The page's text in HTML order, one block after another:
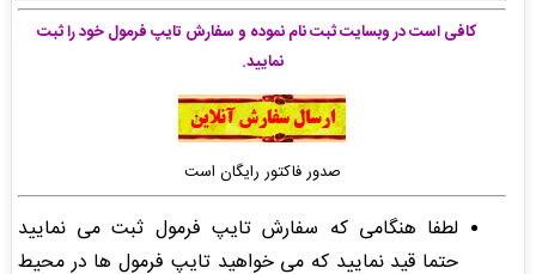
کافی است در وبسایت ثبت نام نموده و سفارش تایپ فرمول خود را ثبت
نمایید.
صدور فاکتور رایگان است
لطفا هنگامی که سفارش تایپ فرمول ثبت می نمایید
حتما قید نمایید که می خواهید تایپ فرمول ها در محیط